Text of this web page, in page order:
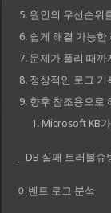
원인의 우선순위
쉽게 해결 가능한
문제가 풀리 때까
정상적인 로그 기
향후 참조용으로
Microsoft KB
__DB 실패 트러블슈
이벤트 로그 분석